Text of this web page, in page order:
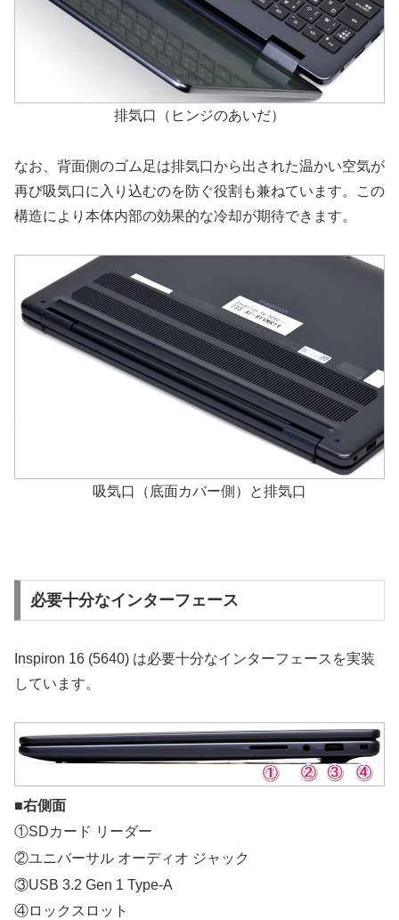
排気口（ヒンジのあいだ）
なお、背面側のゴム足は排気口から出された温かい空気が
再び吸気口に入り込むのを防ぐ役割も兼ねています。この
構造により本体内部の効果的な冷却が期待できます。
吸気口（底面カバー側）と排気口
必要十分なインターフェース
Inspiron 16 (5640) は必要十分なインターフェースを実装
しています。
■右側面
①SDカード リーダー
②ユニバーサル オーディオ ジャック
③USB 3.2 Gen 1 Type-A
④ロックスロット